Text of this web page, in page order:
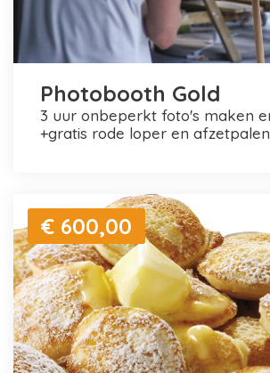
Photobooth Gold
3 uur onbeperkt foto's maken en printen
+gratis rode loper en afzetpalen
€ 600,00